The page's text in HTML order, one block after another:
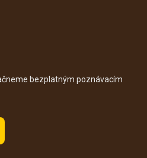
bezplatným poznávacím